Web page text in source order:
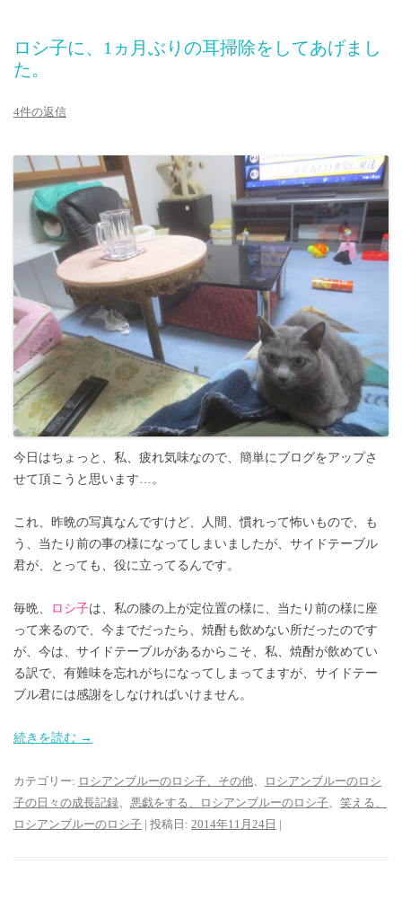
ロシ子に、1ヵ月ぶりの耳掃除をしてあげまし
た。
4件の返信
今日はちょっと、私、疲れ気味なので、簡単にブログをアップさ
せて頂こうと思います…。
これ、昨晩の写真なんですけど、人間、慣れって怖いもので、も
う、当たり前の事の様になってしまいましたが、サイドテーブル
君が、とっても、役に立ってるんです。
毎晩、 ロシ子は、私の膝の上が定位置の様に、当たり前の様に座
って来るので、今までだったら、焼酎も飲めない所だったのです
が、今は、サイドテーブルがあるからこそ、私、焼酎が飲めてい
る訳で、有難味を忘れがちになってしまってますが、サイドテー
ブル君には感謝をしなければいけません。
続きを読む →
カテゴリー: ロシアンブルーのロシ子、その他、
ロシアンブルーのロシ
子の日々の成長記録、 悪戯をする、ロシアンブルーのロシ子、 笑える、
ロシアンブルーのロシ子 | 投稿日: 2014年11月24日 |